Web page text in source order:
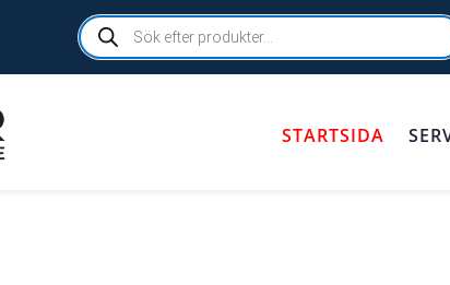
Products
search
STARTSIDA